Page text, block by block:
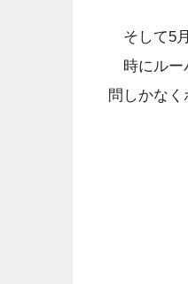
そして5
時にルー
問しかな